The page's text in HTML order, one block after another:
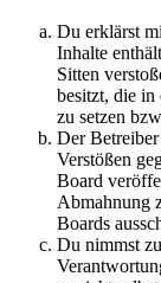
Du erklärst
Inhalte
Sitten
besitzt, die
zu setzen
Der
Verstößen
Board
Abmahnung
Boards
Du nimmst